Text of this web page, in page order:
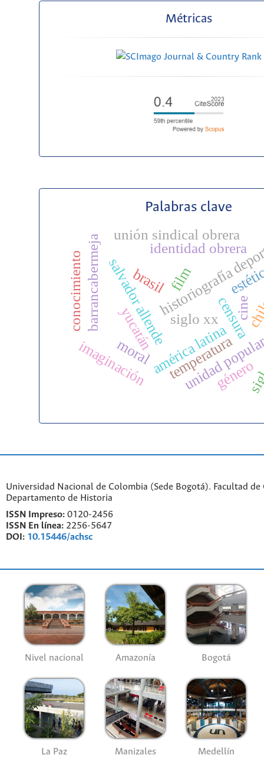
Métricas
Palabras clave
historiografía
américa latina
censura
cine
film
salvador allende
unidad
barrancabermeja identidad obrera
imaginación
moral
unión sindical obrera
siglo xx
temperatura
yucatán
brasil
conocimiento
género
Universidad Nacional de Colombia (Sede Bogotá). Facultad de
Departamento de Historia
ISSN Impreso: 0120-2456
ISSN En línea: 2256-5647
DOI: 10.15446/achsc
Nivel nacional Amazonía Bogotá
La Paz Manizales Medellín